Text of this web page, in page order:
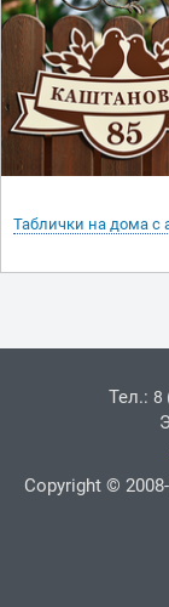
Таблички на дома с
Тел.: 8
Copyright ©